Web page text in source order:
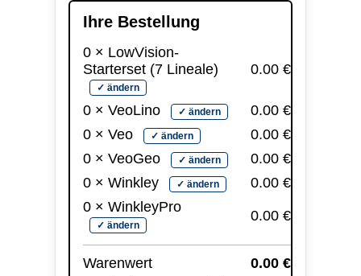
Ihre Bestellung
0 × LowVision-
Starterset (7 Lineale)
✓ ändern
0.00 €
0 × VeoLino ✓ ändern 0.00 €
0 × Veo ✓ ändern 0.00 €
0 × VeoGeo ✓ ändern 0.00 €
0 × Winkley ✓ ändern 0.00 €
0 × WinkleyPro
✓ ändern
0.00 €
Warenwert 0.00 €